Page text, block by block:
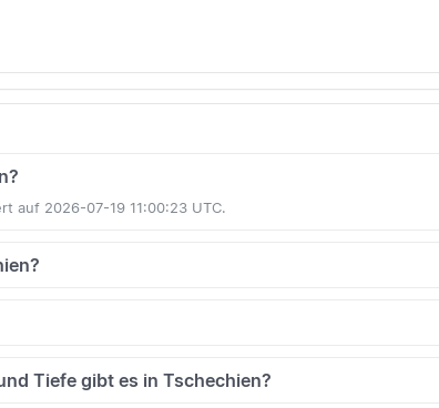
auf 2026-07-19 11:00:23 UTC.
Tiefe gibt es in Tschechien?